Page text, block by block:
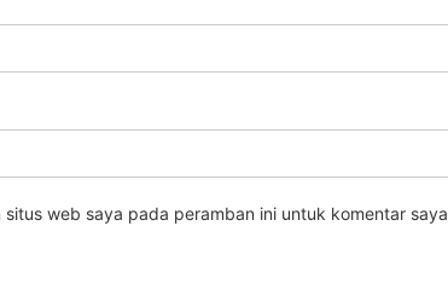
situs web saya pada peramban ini untuk komentar saya